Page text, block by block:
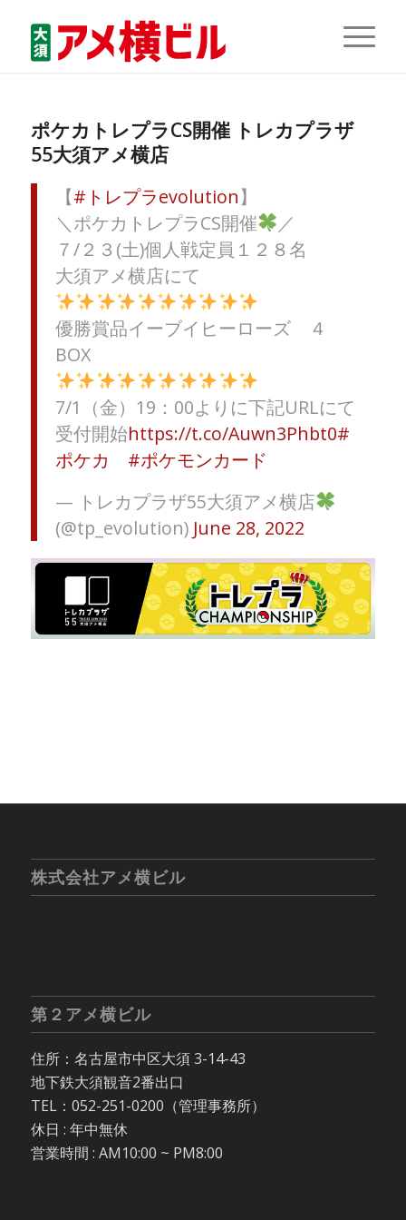
ポケカトレプラCS開催 トレカプラザ
55大須アメ横店
【#トレプラevolution】
＼ポケカトレプラCS開催
／
７/２３(土)個人戦定員１２８名
大須アメ横店にて
優勝賞品イーブイヒーローズ ４
BOX
7/1（金）19：00よりに下記URLにて
受付開始https://t.co/Auwn3Phbt0#
ポケカ
#ポケモンカード
— トレカプラザ55大須アメ横店
(@tp_evolution) June 28, 2022
株式会社アメ横ビル
第２アメ横ビル
住所：名古屋市中区大須 3-14-43
地下鉄大須観音2番出口
TEL：052-251-0200（管理事務所）
休日 : 年中無休
営業時間 : AM10:00 ~ PM8:00